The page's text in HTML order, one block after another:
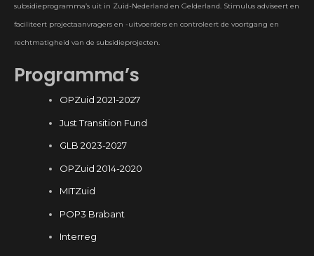
subsidieprogramma’s uit in Zuid-Nederland en Gelderland. Stimulus adviseert en
faciliteert projectaanvragers en -uitvoerders en controleert de voortgang en
rechtmatigheid van de subsidieprojecten.
Programma’s
OPZuid 2021-2027
Just Transition Fund
GLB 2023-2027
OPZuid 2014-2020
MITZuid
POP3 Brabant
Interreg